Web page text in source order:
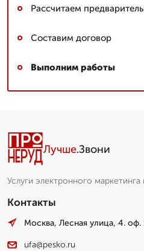
Рассчитаем
Составим договор
Выполним работы
Лучше.Звони
Услуги электронного маркетинга
Контакты
Москва, Лесная улица, 4. оф.
ufa@pesko.ru